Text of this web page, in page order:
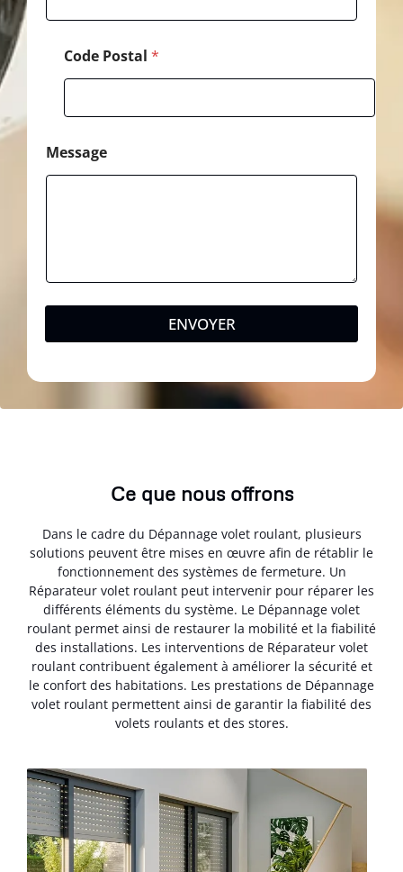
Code Postal *
Message
ENVOYER
Ce que nous offrons
Dans le cadre du Dépannage volet roulant, plusieurs
solutions peuvent être mises en œuvre afin de rétablir le
fonctionnement des systèmes de fermeture. Un
Réparateur volet roulant peut intervenir pour réparer les
différents éléments du système. Le Dépannage volet
roulant permet ainsi de restaurer la mobilité et la fiabilité
des installations. Les interventions de Réparateur volet
roulant contribuent également à améliorer la sécurité et
le confort des habitations. Les prestations de Dépannage
volet roulant permettent ainsi de garantir la fiabilité des
volets roulants et des stores.